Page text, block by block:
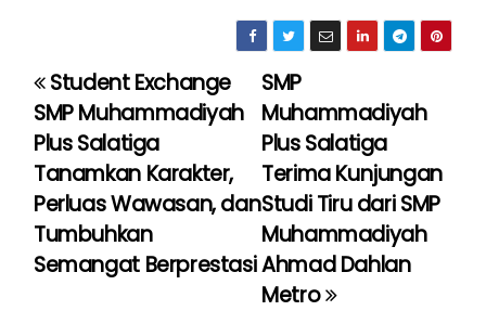
P
o
s
t
n
SMP
Muhammadiyah
Plus Salatiga
Terima Kunjungan
Studi Tiru dari SMP
Muhammadiyah
Ahmad Dahlan
Metro
Student Exchange
SMP Muhammadiyah
Plus Salatiga
Tanamkan Karakter,
Perluas Wawasan, dan
Tumbuhkan
Semangat Berprestasi